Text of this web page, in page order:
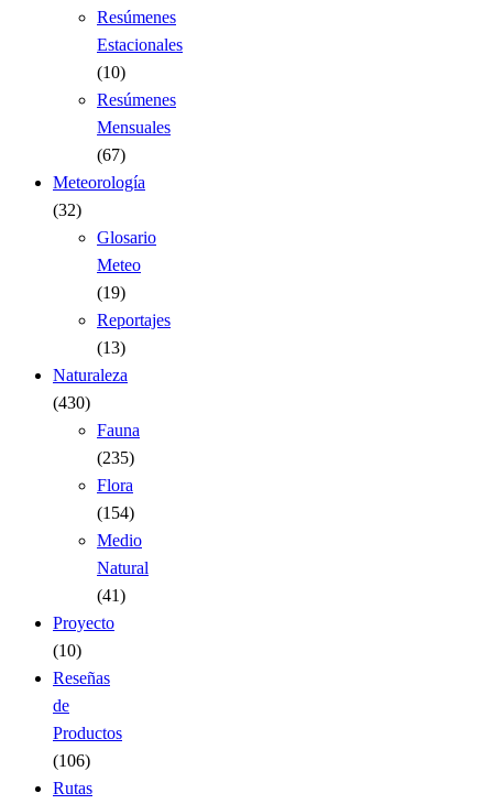
Resúmenes
Estacionales
(10)
Resúmenes
Mensuales
(67)
Meteorología
(32)
Glosario
Meteo
(19)
Reportajes
(13)
Naturaleza
(430)
Fauna
(235)
Flora
(154)
Medio
Natural
(41)
Proyecto
(10)
Reseñas
de
Productos
(106)
Rutas